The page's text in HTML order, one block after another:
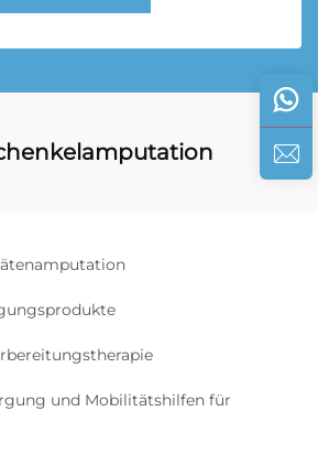
und Mobilitätshilfen für